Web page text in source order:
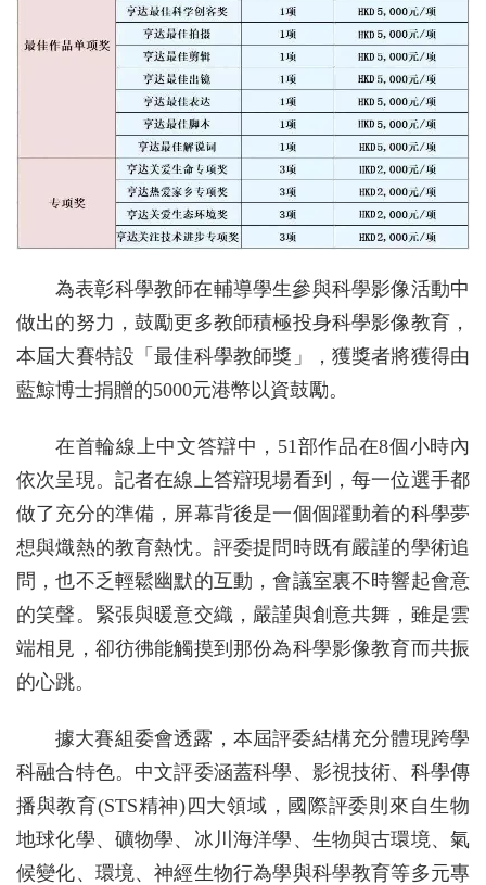
為表彰科學教師在輔導學生參與科學影像活動中
做出的努力，鼓勵更多教師積極投身科學影像教育，
本屆大賽特設「最佳科學教師獎」，獲獎者將獲得由
藍鯨博士捐贈的5000元港幣以資鼓勵。
在首輪線上中文答辯中，51部作品在8個小時內
依次呈現。記者在線上答辯現場看到，每一位選手都
做了充分的準備，屏幕背後是一個個躍動着的科學夢
想與熾熱的教育熱忱。評委提問時既有嚴謹的學術追
問，也不乏輕鬆幽默的互動，會議室裏不時響起會意
的笑聲。緊張與暖意交織，嚴謹與創意共舞，雖是雲
端相見，卻彷彿能觸摸到那份為科學影像教育而共振
的心跳。
據大賽組委會透露，本屆評委結構充分體現跨學
科融合特色。中文評委涵蓋科學、影視技術、科學傳
播與教育(STS精神)四大領域，國際評委則來自生物
地球化學、礦物學、冰川海洋學、生物與古環境、氣
候變化、環境、神經生物行為學與科學教育等多元專